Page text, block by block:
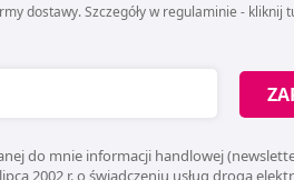
dostawy. Szczegóły w regulaminie - kliknij
do mnie informacji handlowej